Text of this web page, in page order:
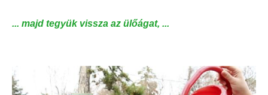
... majd tegyük vissza az ülőágat, ...